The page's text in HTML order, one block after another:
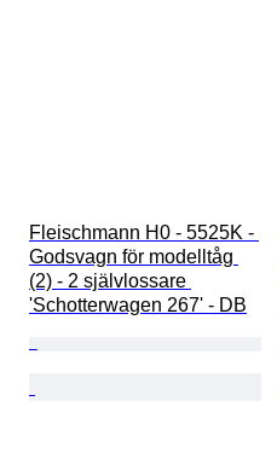
Fleischmann H0 - 5525K -
Godsvagn för modelltåg
(2) - 2 självlossare
'Schotterwagen 267' - DB